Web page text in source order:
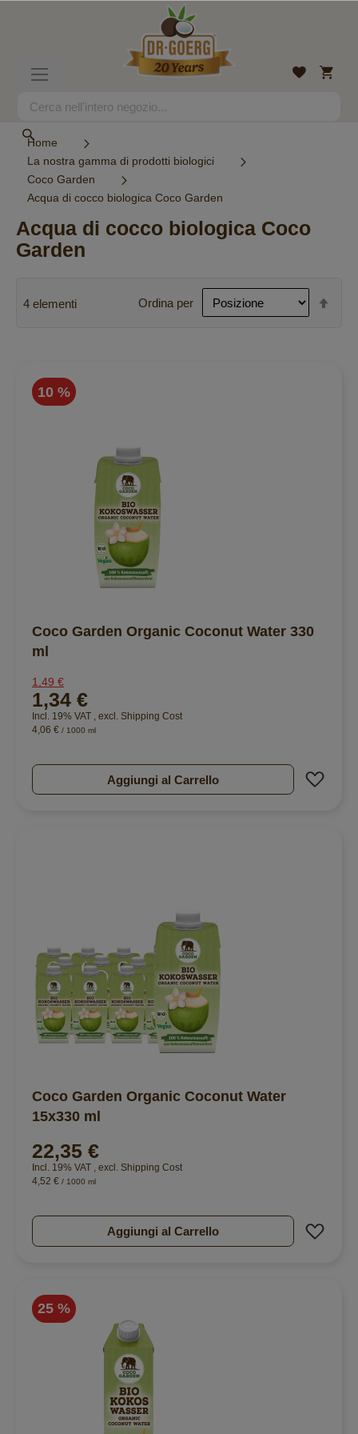
Search
Lista
Home
La nostra gamma di prodotti biologici
Coco Garden
Acqua di cocco biologica Coco Garden
Acqua di cocco biologica Coco
Garden
4 elementi Ordina per
10 %
Coco Garden Organic Coconut Water 330
ml
1,49 €
1,34 €
Incl. 19% VAT , excl. Shipping Cost
4,06 € / 1000 ml
Aggiungi al Carrello
Coco Garden Organic Coconut Water
15x330 ml
22,35 €
Incl. 19% VAT , excl. Shipping Cost
4,52 € / 1000 ml
Aggiungi al Carrello
25 %